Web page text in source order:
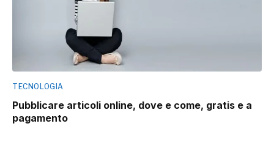
TECNOLOGIA
Pubblicare articoli online, dove e come, gratis e a
pagamento